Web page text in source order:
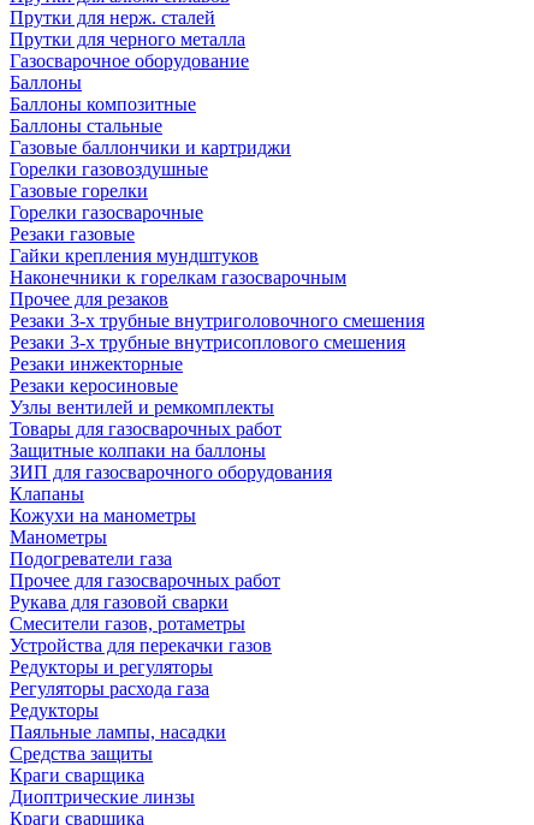
Прутки для нерж. сталей
Прутки для черного металла
Газосварочное оборудование
Баллоны
Баллоны композитные
Баллоны стальные
Газовые баллончики и картриджи
Горелки газовоздушные
Газовые горелки
Горелки газосварочные
Резаки газовые
Гайки крепления мундштуков
Наконечники к горелкам газосварочным
Прочее для резаков
Резаки 3-х трубные внутриголовочного смешения
Резаки 3-х трубные внутрисоплового смешения
Резаки инжекторные
Резаки керосиновые
Узлы вентилей и ремкомплекты
Товары для газосварочных работ
Защитные колпаки на баллоны
ЗИП для газосварочного оборудования
Клапаны
Кожухи на манометры
Манометры
Подогреватели газа
Прочее для газосварочных работ
Рукава для газовой сварки
Смесители газов, ротаметры
Устройства для перекачки газов
Редукторы и регуляторы
Регуляторы расхода газа
Редукторы
Паяльные лампы, насадки
Средства защиты
Краги сварщика
Диоптрические линзы
Краги сварщика